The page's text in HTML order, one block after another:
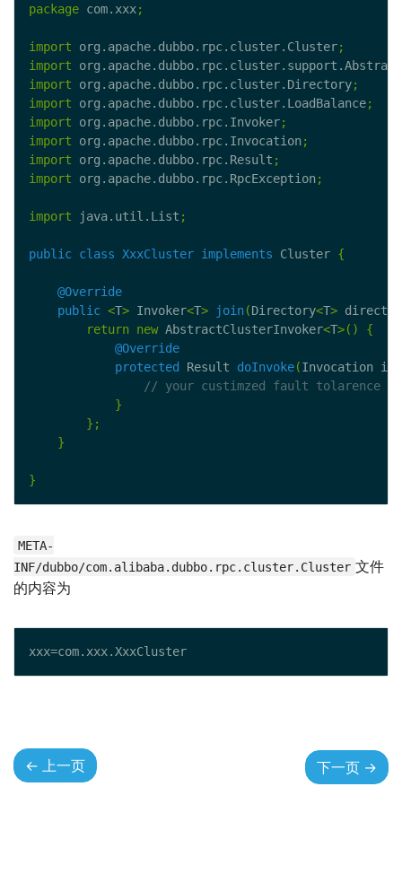
package com.xxx;
import org.apache.dubbo.rpc.cluster.Cluster;
import
import org.apache.dubbo.rpc.cluster.Directory;
import org.apache.dubbo.rpc.cluster.LoadBalance;
import org.apache.dubbo.rpc.Invoker;
import org.apache.dubbo.rpc.Invocation;
import org.apache.dubbo.rpc.Result ;
import org.apache.dubbo.rpc.RpcException;
import java.util.List ;
public class XxxCluster implements Cluster {
@Override
public <T> Invoker<T> join(Directory<T>
return
new AbstractClusterInvoker<T>()
{
@Override
protected Result doInvoke(Invocation
}
};
}
}
META-
INF/dubbo/com.alibaba.dubbo.rpc.cluster.Cluster 文件
的内容为
← 上一页 下一页 →